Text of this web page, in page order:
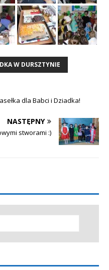
W DURSZTYNIE
dla Babci i Dziadka!
NASTĘPNY
stworami :)